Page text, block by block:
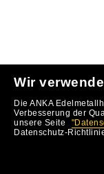
Wir
Die ANKA
Verbesserung der
unsere Seite
Datenschutz-